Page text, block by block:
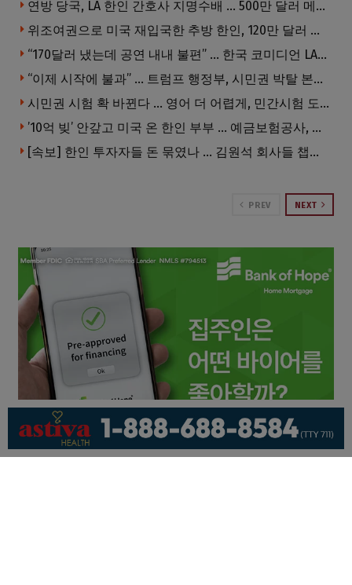
연방 당국, LA 한인 간호사 지명수배 … 500만 달러 메디캐어 사기, 선고 직전 한국 도주
위조여권으로 미국 재입국한 추방 한인, 120만 달러 은행 사기 행각
“170달러 냈는데 공연 내내 불편” … 한국 코미디언 LA공연, 음향 불량에 외모 비하 개그 논란
“이제 시작에 불과” … 트럼프 행정부, 시민권 박탈 본격화
시민권 시험 확 바뀐다 … 영어 더 어렵게, 민간시험 도입 추진
’10억 빚’ 안갚고 미국 온 한인 부부 … 예금보험공사, 미국서 소송
[속보] 한인 투자자들 돈 묶였나 … 김원석 회사들 챕터7 강제파산·자진파산 잇따라 신청
PREV NEXT